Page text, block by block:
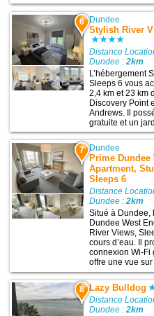
6 Dundee
Stylish River
Distance
Dundee :2km
L’hébergement
Sleeps 6 vous
2,4 km et 23 km
Discovery Point
Andrews. Il
gratuite et un
7 Dundee
Prime
Apartment,
Sleeps 6
Distance
Dundee :2km
Situé à Dundee,
Dundee West
River Views,
cours d’eau. Il
connexion Wi-Fi
offre une vue sur
8 Lazy Bulldog
Distance
Dundee :2km